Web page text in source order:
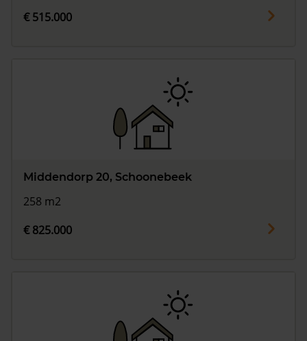
€ 515.000
Middendorp 20, Schoonebeek
258 m2
€ 825.000